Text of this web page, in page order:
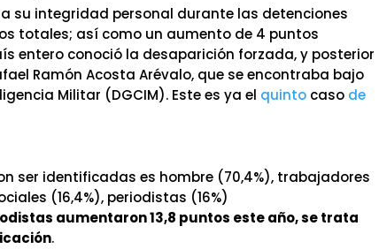
a su integridad personal durante las detenciones
totales; así como un aumento de 4 puntos
entero conoció la desaparición forzada, y posterior
Ramón Acosta Arévalo, que se encontraba bajo
Militar (DGCIM). Este es ya el quinto caso de
ser identificadas es hombre (70,4%), trabajadores
(16,4%), periodistas (16%)
aumentaron 13,8 puntos este año, se trata
.